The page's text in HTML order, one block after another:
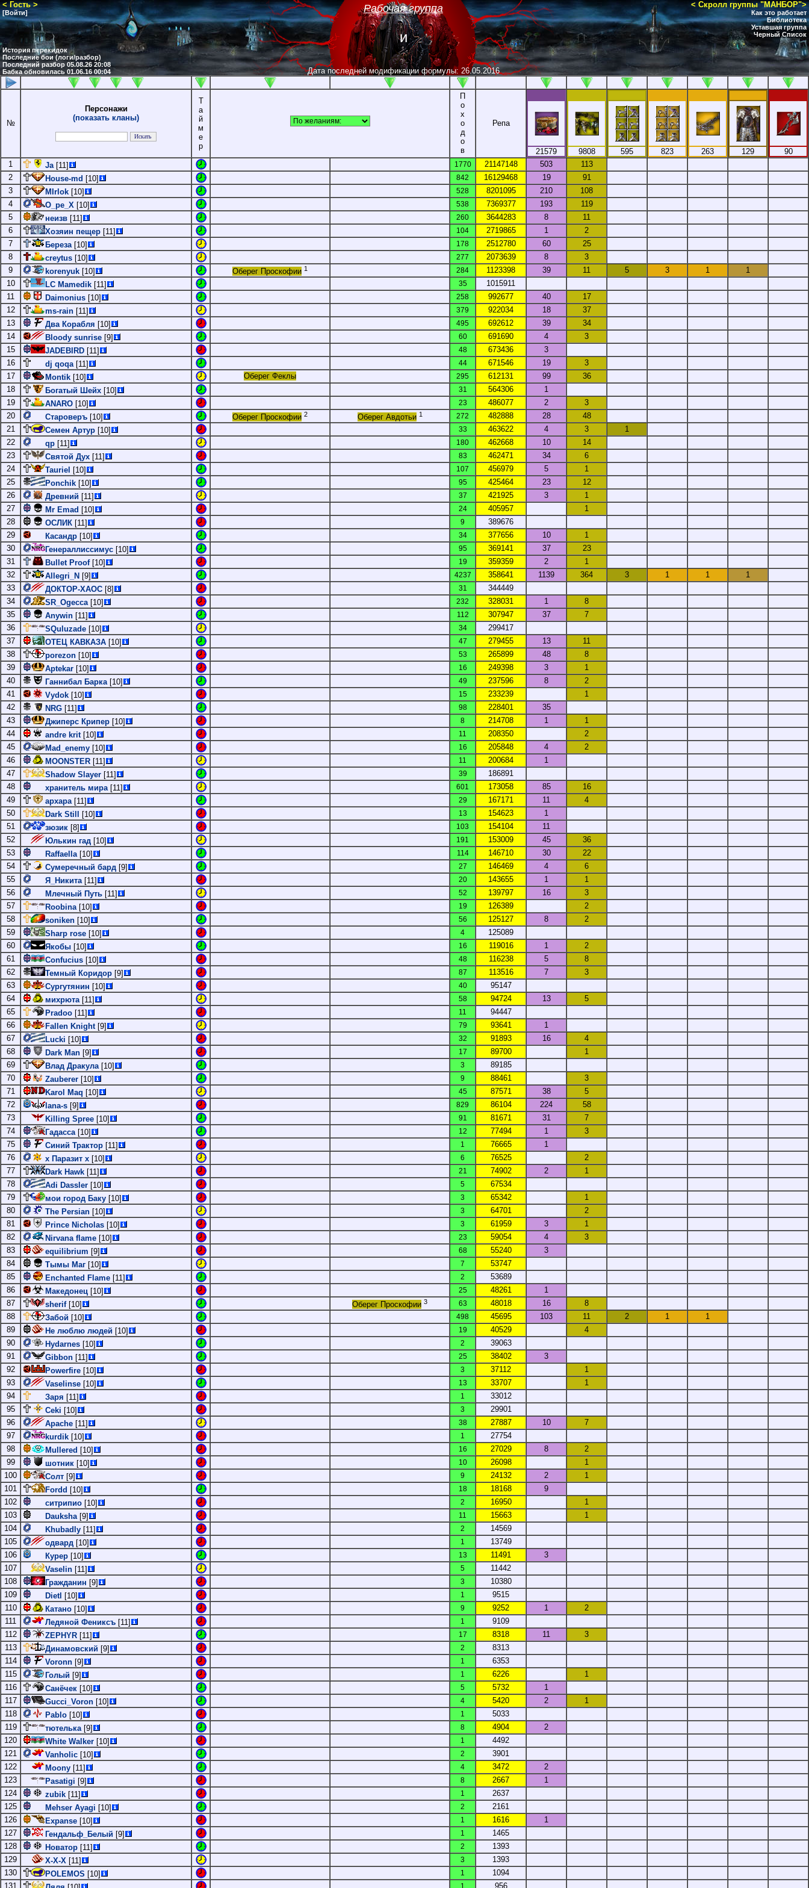
< Гость >
[Войти]
История перекидок
Последние бои (логи/разбор)
Последний разбор 05.08.26 20:08
Бабка обновилась 01.06.16 00:04
Рабочая группа
неопытных
Дата последней модификации формулы: 26.05.2016
< Скролл группы "МАНБОР">
Как это работает
Библиотека
Уставшая группа
Черный Список
№
Персонажи
(показать кланы)
Т
а
й
м
е
р
П
о
х
о
д
о
в
Репа
21579 9808 595 823 263 129
90
1
Ja[11] 1770 21147148 503
113
2
House-md [10] 842 16129468 19
91
3
MIrlok [10] 528 8201095 210
108
4
O_pe_X [10] 538 7369377 193
119
5
неизв [11] 260 3644283 8
11
6
Хозяин пещер [11] 104 2719865 1
2
7
Береза[10] 178 2512780 60
25
8
creytus [10] 277 2073639 8
3
9
korenyuk [10] Оберег Проскофии 1 284 1123398 39 11 5 3 1
1
10
LC Mamedik [11] 35
1015911
11
Daimonius [10] 258 992677 40
17
12
ms-rain [11] 379 922034 18
37
13
Два Корабля [10] 495 692612 39
34
14
Bloody sunrise [9] 60 691690 4
3
15
JADEBIRD [11] 48 673436
3
16
dj qoqa[11] 44 671546 19
3
17
Montik [10] Оберег Феклы 295 612131 99
36
18
Богатый Шейх [10] 31 564306
1
19
ANARO [10] 23 486077 2
3
20
Староверъ [10] Оберег Проскофии 2 Оберег Авдотьи 1 272 482888 28
48
21
Семен Артур [10] 33 463622 4 3
1
22
qp [11] 180 462668 10
14
23
Святой Дух [11] 83 462471 34
6
24
Tauriel [10] 107 456979 5
1
25
Ponchik [10] 95 425464 23
12
26
Древний [11] 37 421925 3
1
27
Mr Emad [10] 24 405957
1
28
ОСЛИК [11] 9
389676
29
Касандр [10] 34 377656 10
1
30
Генераллиссимус [10] 95 369141 37
23
31
Bullet Proof[10] 19 359359 2
1
32
Allegri_N [9] 4237 358641 1139 364 3 1 1
1
33
ДОКТОР-ХАОС [8] 31
344449
34
SR_Ogecca[10] 232 328031 1
8
35
Anywin [11] 112 307947 37
7
36
SQuluzade [10] 34
299417
37
ОТЕЦ КАВКАЗА [10] 47 279455 13
11
38
porezon [10] 53 265899 48
8
39
Aptekar [10] 16 249398 3
1
40
Ганнибал Барка[10] 49 237596 8
2
41
Vydok [10] 15 233239
1
42
NRG [11] 98 228401
35
43
Джиперс Крипер [10] 8 214708 1
1
44
andre krit[10] 11 208350
2
45
Mad_enemy [10] 16 205848 4
2
46
MOONSTER [11] 11 200684
1
47
Shadow Slayer [11] 39
186891
48
хранитель мира[11] 601 173058 85
16
49
архара[11] 29 167171 11
4
50
Dark Still [10] 13 154623
1
51
зюзик [8] 103 154104
11
52
Юлькин гад [10] 191 153009 45
36
53
Raffaella[10] 114 146710 30
22
54
Сумеречный бард [9] 27 146469 4
6
55
Я_Никита[11] 20 143655 1
1
56
Млечный Путь [11] 52 139797 16
3
57
Roobina[10] 19 126389
2
58
soniken [10] 56 125127 8
2
59
Sharp rose [10] 4
125089
60
Якобы [10] 16 119016 1
2
61
Confucius [10] 48 116238 5
8
62
Темный Коридор [9] 87 113516 7
3
63
Сургутянин [10] 40
95147
64
михрюта[11] 58 94724 13
5
65
Pradoo [11] 11
94447
66
Fallen Knight[9] 79 93641
1
67
Lucki [10] 32 91893 16
4
68
Dark Man [9] 17 89700
1
69
Влад Дракула[10] 3
89185
70
Zauberer [10] 9 88461
3
71
Karol Maq [10] 45 87571 38
5
72
lana-s [9] 829 86104 224
58
73
Killing Spree [10] 91 81671 31
7
74
Гадасса[10] 12 77494 1
3
75
Синий Трактор [11] 1 76665
1
76
х Паразит х [10] 6 76525
2
77
Dark Hawk [11] 21 74902 2
1
78
Adi Dassler [10] 5
67534
79
мои город Баку [10] 3 65342
1
80
The Persian [10] 3 64701
2
81
Prince Nicholas [10] 3 61959 3
1
82
Nirvana flame [10] 23 59054 4
3
83
equilibrium [9] 68 55240
3
84
Тымы Маг [10] 7
53747
85
Enchanted Flame [11] 2
53689
86
Македонец [10] 25 48261
1
87
sherif[10] Оберег Проскофии 3 63 48018 16
8
88
Забой [10] 498 45695 103 11 2 1
1
89
Не люблю людей [10] 19 40529
4
90
Hydarnes [10] 2
39063
91
Gibbon [11] 25 38402
3
92
Powerfire [10] 3 37112
1
93
Vaselinse [10] 13 33707
1
94
Заря [11] 1
33012
95
Ceki [10] 3
29901
96
Apache [11] 38 27887 10
7
97
kurdik [10] 1
27754
98
Mullered [10] 16 27029 8
2
99
шотник [10] 10 26098
1
100
Солт [9] 9 24132 2
1
101
Fordd [10] 18 18168
9
102
ситрипио [10] 2 16950
1
103
Dauksha[9] 11 15663
1
104
Khubadly [11] 2
14569
105
одвард [10] 1
13749
106
Курер [10] 13 11491
3
107
Vaselin [11] 5
11442
108
Гражданин [9] 3
10380
109
Dietl [10] 1
9515
110
Катано [10] 9 9252 1
2
111
Ледяной Фениксъ [11] 1
9109
112
ZEPHYR [11] 17 8318 11
3
113
Динамовский [9] 2
8313
114
Voronn [9] 1
6353
115
Голый [9] 1 6226
1
116
Санёчек [10] 5 5732
1
117
Gucci_Voron [10] 4 5420 2
1
118
Pablo [10] 1
5033
119
тютелька[9] 8 4904
2
120
White Walker [10] 1
4492
121
Vanholic [10] 2
3901
122
Moony [11] 4 3472
2
123
Pasatigi [9] 8 2667
1
124
zubik [11] 1
2637
125
Mehser Ayagi [10] 2
2161
126
Expanse [10] 1 1616
1
127
Гендальф_Белый [9] 1
1465
128
Новатор [11] 2
1393
129
Х-Х-Х [11] 3
1393
130
POLEMOS [10] 1
1094
131
1 956